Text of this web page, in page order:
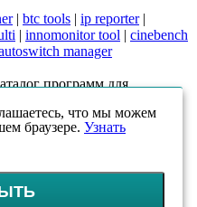
| btc tools | ip reporter|
| innomonitor tool | cinebench
manager
программ для
каких условиях
положениями
что мы можем
браузере. Узнать